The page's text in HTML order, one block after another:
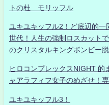
トの杜 モリッフル
ユキユキッフル2！ど底辺的一
世代！人生の強制ロスカット
のクリスタルキングボンビー
ヒロコンプレックスNIGHT 的
ャアラフィフ女子のめざせ！
ユキユキッフル3！